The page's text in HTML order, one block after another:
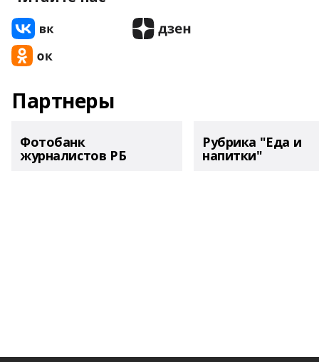
Партнеры
Фотобанк
журналистов РБ
Рубрика "Еда и
напитки"